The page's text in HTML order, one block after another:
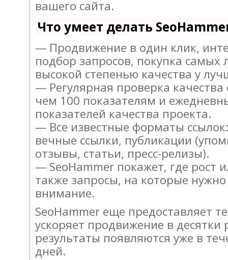
вашего сайта.
Что умеет делать
— Продвижение в один клик,
подбор запросов, покупка самых
высокой степенью качества у
— Регулярная проверка качества
чем 100 показателям и
показателей качества проекта.
— Все известные форматы
вечные ссылки, публикации
отзывы, статьи, пресс-релизы).
— SeoHammer покажет, где рост
также запросы, на которые
внимание.
SeoHammer еще предоставляет
ускоряет продвижение в десятки
результаты появляются уже в
дней.